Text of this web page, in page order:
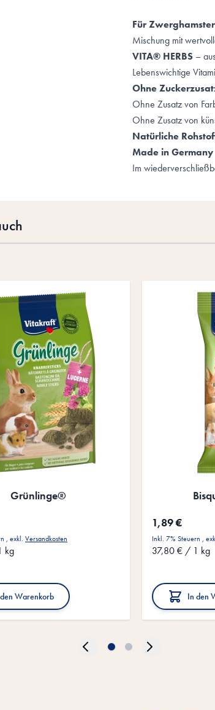
FürZwerghamster
Mischung mit
VITA® HERBS –
Lebenswichtige
Ohne
Ohne Zusatz von
Ohne Zusatz von
Natürliche
Made in Germany
Im
Grünlinge®
, exkl. Versandkosten
kg
Warenkorb
1,89 €
Inkl. 7% Steuern ,
37,80 € / 1 kg
In den